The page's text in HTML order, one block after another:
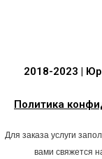
2018-2023 |
Политика
Для заказа услуги
вами свяжется